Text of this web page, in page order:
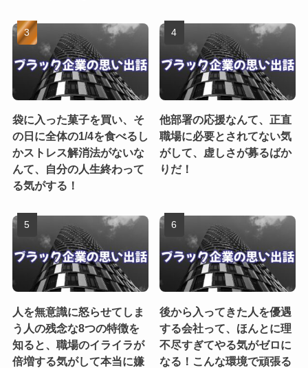
袋に入った菓子を買い、そ
の日に全体の1/4を食べるし
かストレス解消法がないな
んて、自分の人生終わって
る気がする！
他部署の応援なんて、正直
職場に必要とされてない気
がして、虚しさが募るばか
りだ！
人を無意識に怒らせてしま
う人の残念な8つの特徴を
知ると、職場のイライラが
倍増する気がして本当に嫌
後から入ってきた人を優遇
する会社って、ほんとに理
不尽すぎてやる気がゼロに
なる！こんな環境で頑張る